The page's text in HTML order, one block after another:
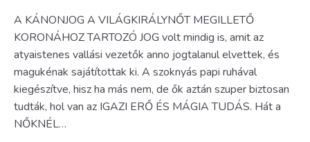
A KÁNONJOG A VILÁGKIRÁLYNŐT MEGILLETŐ
KORONÁHOZ TARTOZÓ JOG volt mindig is, amit az
atyaistenes vallási vezetők anno jogtalanul elvettek, és
magukénak sajátítottak ki. A szoknyás papi ruhával
kiegészítve, hisz ha más nem, de ők aztán szuper biztosan
tudták, hol van az IGAZI ERŐ ÉS MÁGIA TUDÁS. Hát a
NŐKNÉL…